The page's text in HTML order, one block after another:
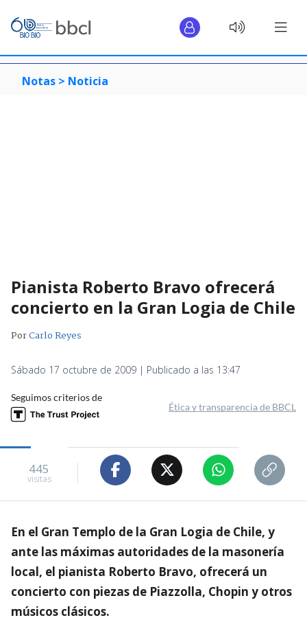
Notas > Noticia
Pianista Roberto Bravo ofrecerá
concierto en la Gran Logia de Chile
PorCarlo Reyes
Sábado 17 octubre de 2009 | Publicado a las 13:47
Seguimos criterios de
Ética y transparencia de BBCL
445
visitas
En el Gran Templo de la Gran Logia de Chile, y
ante las máximas autoridades de la masonería
local, el pianista Roberto Bravo, ofrecerá un
concierto con piezas de Piazzolla, Chopin y otros
músicos clásicos.